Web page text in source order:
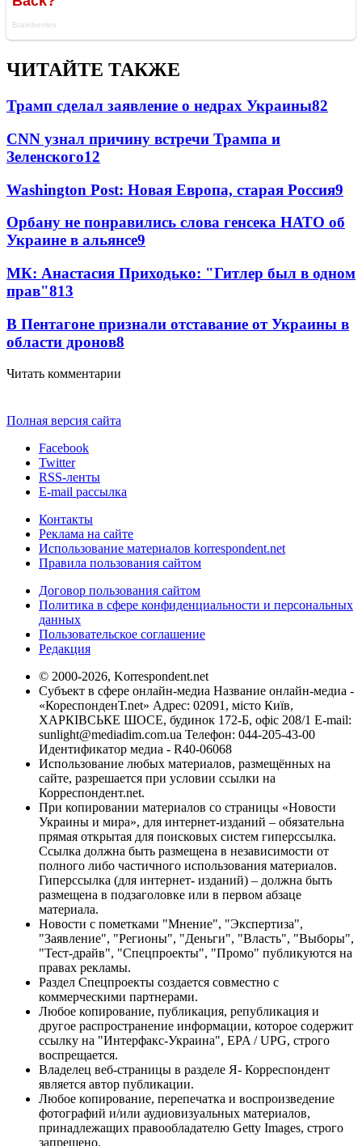
ЧИТАЙТЕ ТАКЖЕ
Трамп сделал заявление о недрах Украины82
CNN узнал причину встречи Трампа и
Зеленского12
Washington Post: Новая Европа, старая Россия9
Орбану не понравились слова генсека НАТО об
Украине в альянсе9
МК: Анастасия Приходько: "Гитлер был в одном
прав"813
В Пентагоне признали отставание от Украины в
области дронов8
Читать комментарии
Полная версия сайта
Facebook
Twitter
RSS-ленты
E-mail рассылка
Контакты
Реклама на сайте
Использование материалов korrespondent.net
Правила пользования сайтом
Договор пользования сайтом
Политика в сфере конфиденциальности и персональных
данных
Пользовательское соглашение
Редакция
© 2000-2026, Korrespondent.net
Субъект в сфере онлайн-медиа Название онлайн-медиа -
«КореспонденТ.net» Адрес: 02091, місто Київ,
ХАРКІВСЬКЕ ШОСЕ, будинок 172-Б, офіс 208/1 E-mail:
sunlight@mediadim.com.ua Телефон: 044-205-43-00
Идентификатор медиа - R40-06068
Использование любых материалов, размещённых на
сайте, разрешается при условии ссылки на
Корреспондент.net.
При копировании материалов со страницы «Новости
Украины и мира», для интернет-изданий – обязательна
прямая открытая для поисковых систем гиперссылка.
Ссылка должна быть размещена в независимости от
полного либо частичного использования материалов.
Гиперссылка (для интернет- изданий) – должна быть
размещена в подзаголовке или в первом абзаце
материала.
Новости с пометками "Мнение", "Экспертиза",
"Заявление", "Регионы", "Деньги", "Власть", "Выборы",
"Тест-драйв", "Спецпроекты", "Промо" публикуются на
правах рекламы.
Раздел Спецпроекты создается совместно с
коммерческими партнерами.
Любое копирование, публикация, републикация и
другое распространение информации, которое содержит
ссылку на "Интерфакс-Украина", EPA / UPG, строго
воспрещается.
Владелец веб-страницы в разделе Я- Корреспондент
является автор публикации.
Любое копирование, перепечатка и воспроизведение
фотографий и/или аудиовизуальных материалов,
принадлежащих правообладателю Getty Images, строго
запрещено.